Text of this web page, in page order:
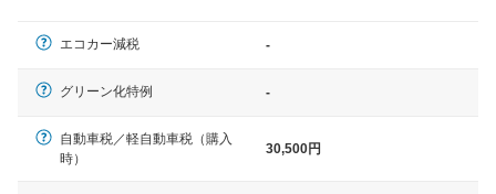
エコカー減税 -
グリーン化特例 -
自動車税／軽自動車税（購入
時）
30,500円